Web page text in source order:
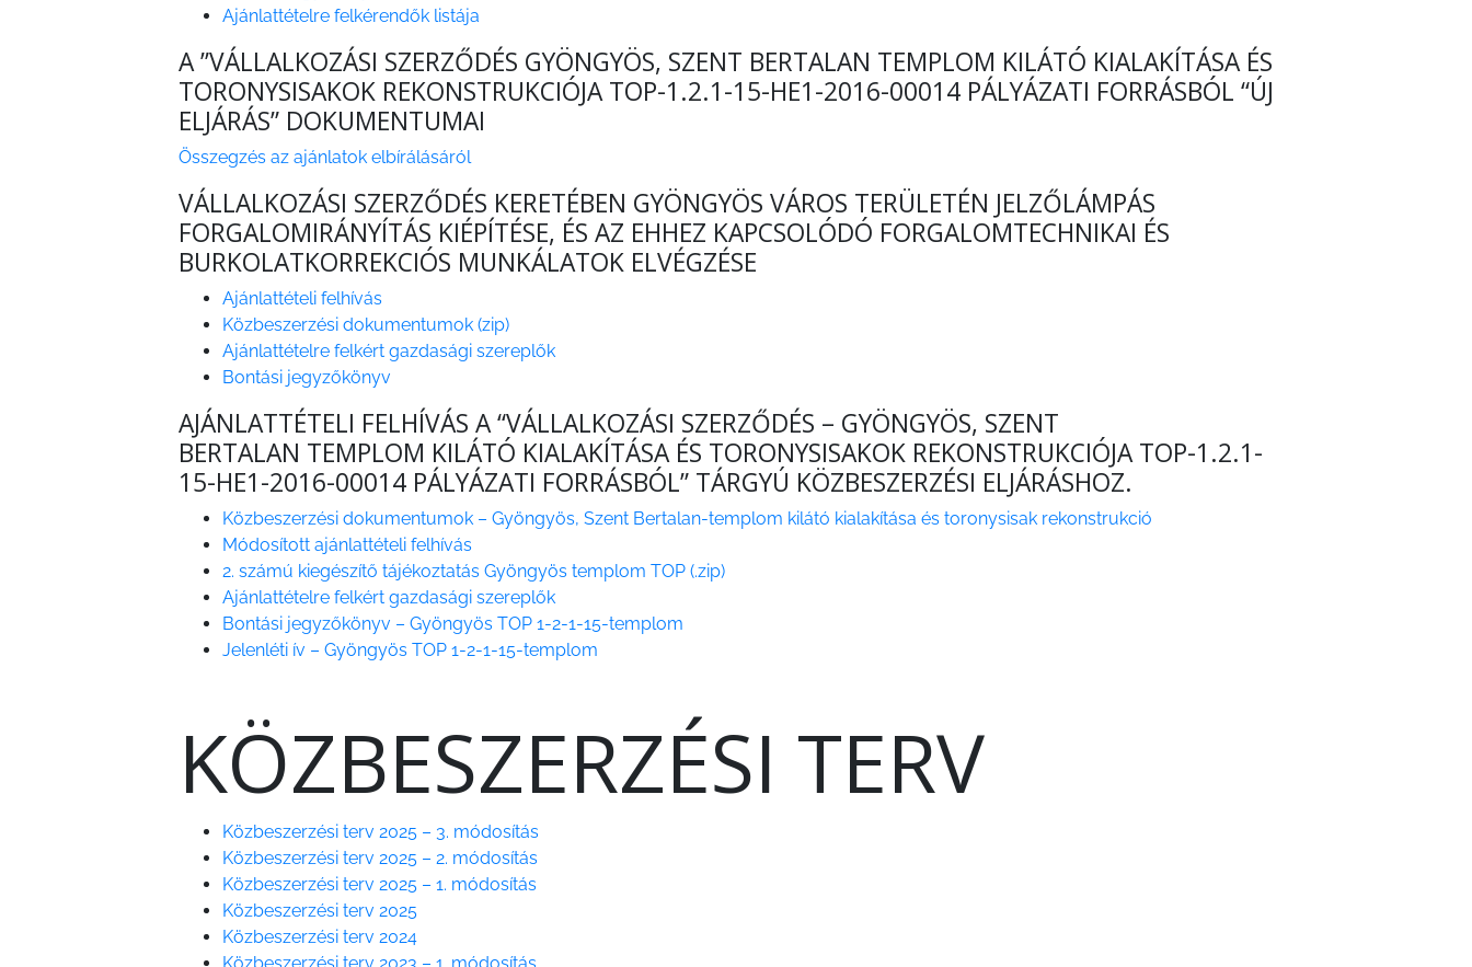
KISTÉRSÉG
GEOTERM-
GYÖNGYÖS
Ajánlattételre felkérendők listája
A ”VÁLLALKOZÁSI SZERZŐDÉS GYÖNGYÖS, SZENT BERTALAN TEMPLOM KILÁTÓ KIALAKÍTÁSA ÉS
TORONYSISAKOK REKONSTRUKCIÓJA TOP-1.2.1-15-HE1-2016-00014 PÁLYÁZATI FORRÁSBÓL “ÚJ
ELJÁRÁS” DOKUMENTUMAI
Összegzés az ajánlatok elbírálásáról
VÁLLALKOZÁSI SZERZŐDÉS KERETÉBEN GYÖNGYÖS VÁROS TERÜLETÉN JELZŐLÁMPÁS
FORGALOMIRÁNYÍTÁS KIÉPÍTÉSE, ÉS AZ EHHEZ KAPCSOLÓDÓ FORGALOMTECHNIKAI ÉS
BURKOLATKORREKCIÓS MUNKÁLATOK ELVÉGZÉSE
Ajánlattételi felhívás
Közbeszerzési dokumentumok (zip)
Ajánlattételre felkért gazdasági szereplők
Bontási jegyzőkönyv
AJÁNLATTÉTELI FELHÍVÁS A “VÁLLALKOZÁSI SZERZŐDÉS – GYÖNGYÖS, SZENT
BERTALAN TEMPLOM KILÁTÓ KIALAKÍTÁSA ÉS TORONYSISAKOK REKONSTRUKCIÓJA TOP-1.2.1-
15-HE1-2016-00014 PÁLYÁZATI FORRÁSBÓL” TÁRGYÚ KÖZBESZERZÉSI ELJÁRÁSHOZ.
Közbeszerzési dokumentumok – Gyöngyös, Szent Bertalan-templom kilátó kialakítása és toronysisak rekonstrukció
Módosított ajánlattételi felhívás
2. számú kiegészítő tájékoztatás Gyöngyös templom TOP (.zip)
Ajánlattételre felkért gazdasági szereplők
Bontási jegyzőkönyv – Gyöngyös TOP 1-2-1-15-templom
Jelenléti ív – Gyöngyös TOP 1-2-1-15-templom
KÖZBESZERZÉSI TERV
Közbeszerzési terv 2025 – 3. módosítás
Közbeszerzési terv 2025 – 2. módosítás
Közbeszerzési terv 2025 – 1. módosítás
Közbeszerzési terv 2025
Közbeszerzési terv 2024